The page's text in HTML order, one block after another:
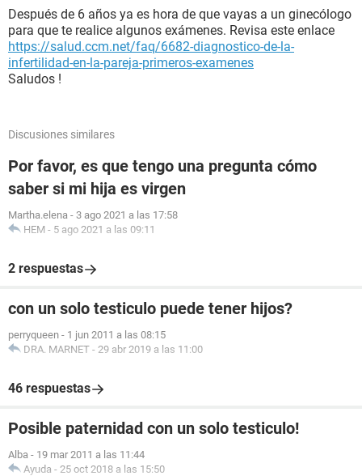
Después de 6 años ya es hora de que vayas a un ginecólogo
para que te realice algunos exámenes. Revisa este enlace
https://salud.ccm.net/faq/6682-diagnostico-de-la-
infertilidad-en-la-pareja-primeros-examenes
Saludos !
Discusiones similares
Por favor, es que tengo una pregunta cómo
saber si mi hija es virgen
Martha.elena - 3 ago 2021 a las 17:58
HEM - 5 ago 2021 a las 09:11
2 respuestas
con un solo testiculo puede tener hijos?
perryqueen - 1 jun 2011 a las 08:15
DRA. MARNET - 29 abr 2019 a las 11:00
46 respuestas
Posible paternidad con un solo testiculo!
Alba - 19 mar 2011 a las 11:44
Ayuda - 25 oct 2018 a las 15:50